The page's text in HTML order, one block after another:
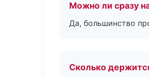
Можно ли сразу
Да, большинство
Сколько